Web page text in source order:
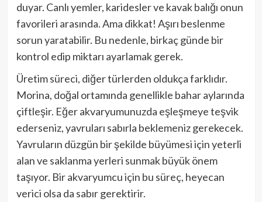
duyar. Canlı yemler, karidesler ve kavak balığı onun
favorileri arasında. Ama dikkat! Aşırı beslenme
sorun yaratabilir. Bu nedenle, birkaç günde bir
kontrol edip miktarı ayarlamak gerek.
Üretim süreci, diğer türlerden oldukça farklıdır.
Morina, doğal ortamında genellikle bahar aylarında
çiftleşir. Eğer akvaryumunuzda eşleşmeye teşvik
ederseniz, yavruları sabırla beklemeniz gerekecek.
Yavruların düzgün bir şekilde büyümesi için yeterli
alan ve saklanma yerleri sunmak büyük önem
taşıyor. Bir akvaryumcu için bu süreç, heyecan
verici olsa da sabır gerektirir.